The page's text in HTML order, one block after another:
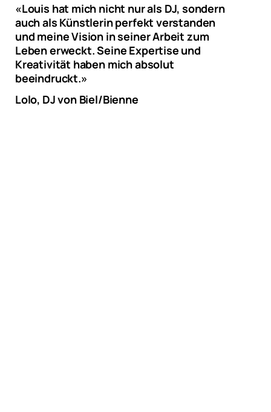
«Louis hat mich nicht nur als DJ, sondern
auch als Künstlerin perfekt verstanden
und meine Vision in seiner Arbeit zum
Leben erweckt. Seine Expertise und
Kreativität haben mich absolut
beeindruckt.»
Lolo, DJ von Biel/Bienne